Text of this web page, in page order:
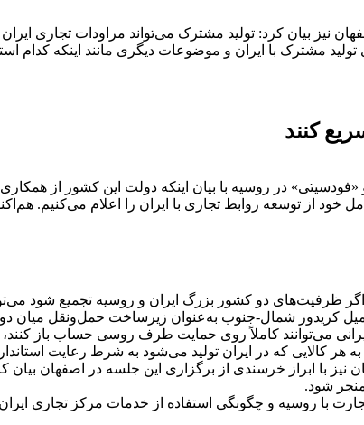
نیز بیان کرد: تولید مشترک می‌تواند مراودات تجاری
مشترک با ایران و موضوعات دیگری مانند اینکه کدام
کنند
و «فودسیتی» در روسیه با بیان اینکه دولت این کشور از
از توسعه روابط تجاری با ایران را اعلام می‌کنیم.
اگر ظرفیت‌های دو کشور بزرگ ایران و روسیه تجمیع شود
کریدور شمال-جنوب به‌عنوان زیرساخت حمل‌ونقل میان دو
ایرانی می‌توانند کاملاً روی حمایت طرف روسی حساب باز
کالایی که در ایران تولید می‌شود به شرط رعایت
با ابراز خرسندی از برگزاری این جلسه در اصفهان
شود.
با روسیه و چگونگی استفاده از خدمات مرکز تجاری